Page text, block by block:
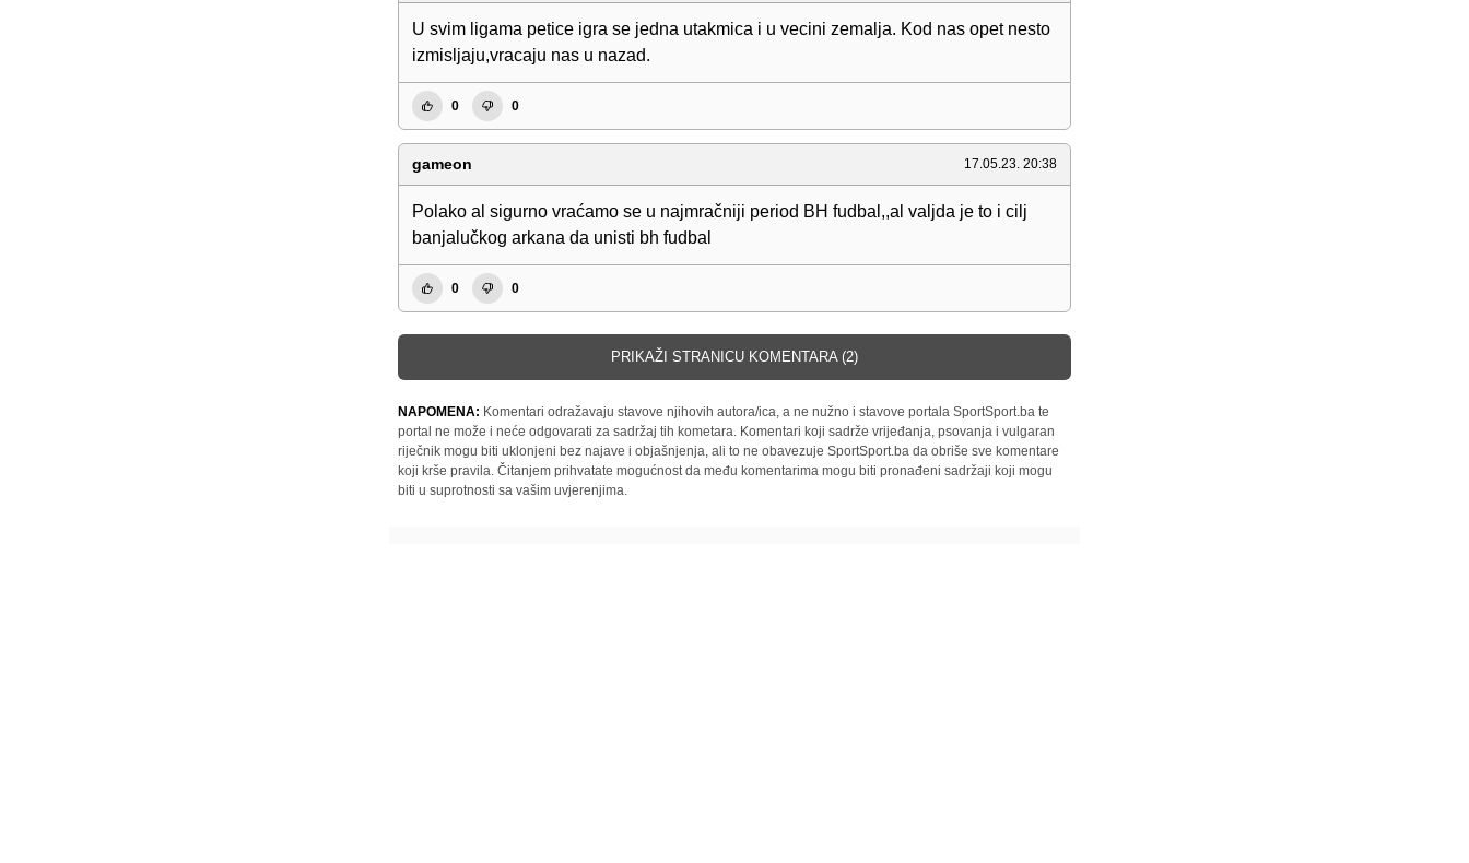
U svim ligama petice igra se jedna utakmica i u vecini zemalja. Kod nas opet nesto
izmisljaju,vracaju nas u nazad.
0 0
gameon 17.05.23. 20:38
Polako al sigurno vraćamo se u najmračniji period BH fudbal,,al valjda je to i cilj
banjalučkog arkana da unisti bh fudbal
0 0
PRIKAŽI STRANICU KOMENTARA (2)
NAPOMENA: Komentari odražavaju stavove njihovih autora/ica, a ne nužno i stavove portala SportSport.ba te
portal ne može i neće odgovarati za sadržaj tih kometara. Komentari koji sadrže vrijeđanja, psovanja i vulgaran
riječnik mogu biti uklonjeni bez najave i objašnjenja, ali to ne obavezuje SportSport.ba da obriše sve komentare
koji krše pravila. Čitanjem prihvatate mogućnost da među komentarima mogu biti pronađeni sadržaji koji mogu
biti u suprotnosti sa vašim uvjerenjima.